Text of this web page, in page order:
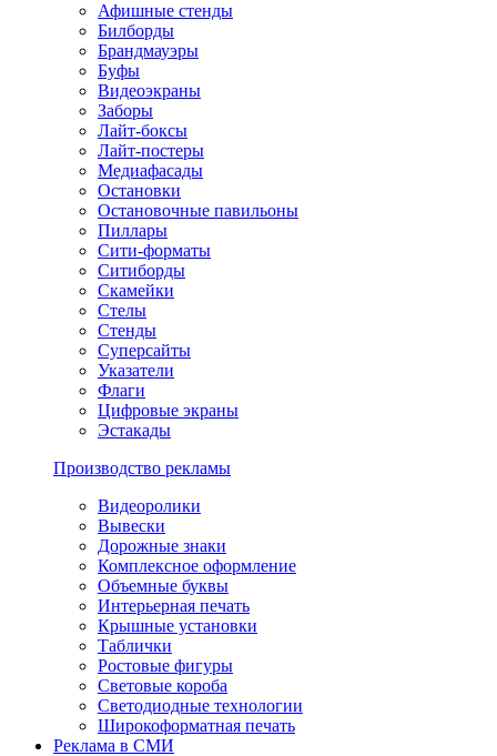
Афишные стенды
Билборды
Брандмауэры
Буфы
Видеоэкраны
Заборы
Лайт-боксы
Лайт-постеры
Медиафасады
Остановки
Остановочные павильоны
Пиллары
Сити-форматы
Ситиборды
Скамейки
Стелы
Стенды
Суперсайты
Указатели
Флаги
Цифровые экраны
Эстакады
Производство рекламы
Видеоролики
Вывески
Дорожные знаки
Комплексное оформление
Объемные буквы
Интерьерная печать
Крышные установки
Таблички
Ростовые фигуры
Световые короба
Светодиодные технологии
Широкоформатная печать
Реклама в СМИ